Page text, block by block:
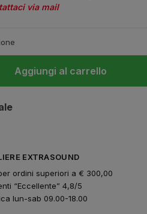
via mail
Aggiungi al carrello
EXTRASOUND
ordini superiori a € 300,00
“Eccellente” 4,8/5
lun-sab 09.00-18.00